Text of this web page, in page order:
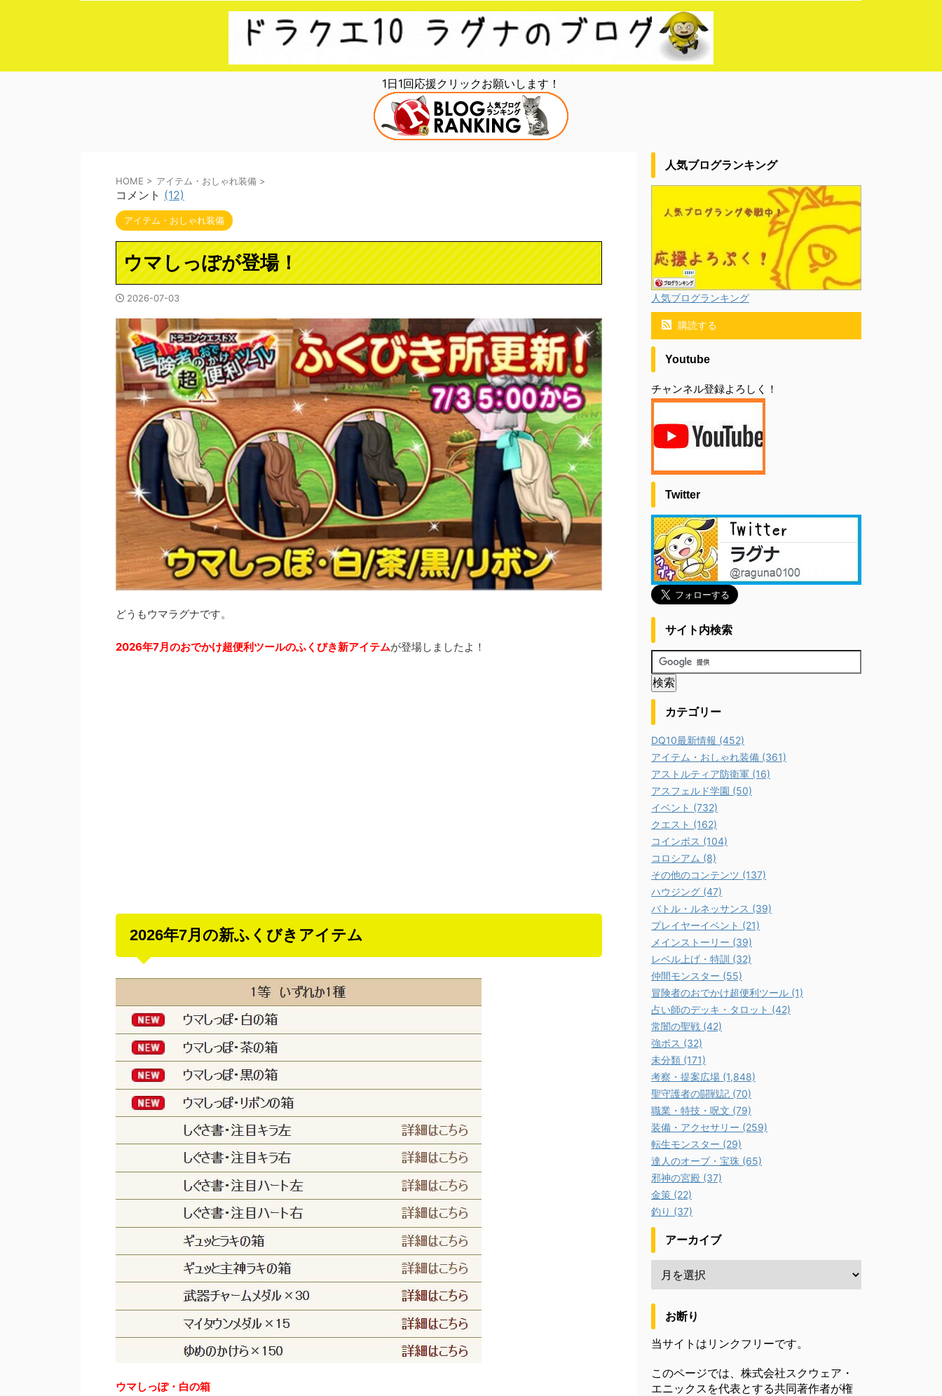
1日1回応援クリックお願いします！
HOME > アイテム・おしゃれ装備 >
コメント (12)
アイテム・おしゃれ装備
ウマしっぽが登場！
2026-07-03
どうもウマラグナです。
2026年7月のおでかけ超便利ツールのふくびき新アイテムが登場しましたよ！
2026年7月の新ふくびきアイテム
ウマしっぽ・白の箱
人気ブログランキング
人気ブログランキング
購読する
Youtube
チャンネル登録よろしく！
Twitter
サイト内検索
カテゴリー
DQ10最新情報 (452)
アイテム・おしゃれ装備 (361)
アストルティア防衛軍 (16)
アスフェルド学園 (50)
イベント (732)
クエスト (162)
コインボス (104)
コロシアム (8)
その他のコンテンツ (137)
ハウジング (47)
バトル・ルネッサンス (39)
プレイヤーイベント (21)
メインストーリー (39)
レベル上げ・特訓 (32)
仲間モンスター (55)
冒険者のおでかけ超便利ツール (1)
占い師のデッキ・タロット (42)
常闇の聖戦 (42)
強ボス (32)
未分類 (171)
考察・提案広場 (1,848)
聖守護者の闘戦記 (70)
職業・特技・呪文 (79)
装備・アクセサリー (259)
転生モンスター (29)
達人のオーブ・宝珠 (65)
邪神の宮殿 (37)
金策 (22)
釣り (37)
アーカイブ
お断り
当サイトはリンクフリーです。
このページでは、株式会社スクウェア・
エニックスを代表とする共同著作者が権